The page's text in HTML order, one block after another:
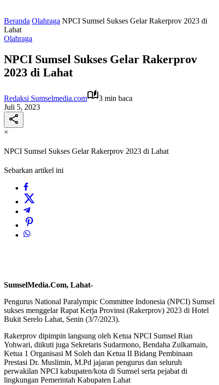
Beranda Olahraga NPCI Sumsel Sukses Gelar Rakerprov 2023 di
Lahat
Olahraga
NPCI Sumsel Sukses Gelar Rakerprov
2023 di Lahat
Redaksi Sumselmedia.com
3 min baca
Juli 5, 2023
×
NPCI Sumsel Sukses Gelar Rakerprov 2023 di Lahat
Sebarkan artikel ini
SumselMedia.Com, Lahat-
Pengurus National Paralympic Committee Indonesia (NPCI) Sumsel
sukses menggelar Rapat Kerja Provinsi (Rakerprov) 2023 di Hotel
Bukit Serelo Lahat, Senin (3/7/2023).
Rakerprov dipimpin langsung oleh Ketua NPCI Sumsel Rian
Yohwari, diikuti juga Sekretaris Sudarmono, Bendaha Zulkarnain,
Ketua 1 Organisasi M Soleh dan Ketua II Bidang Pembinaan
Prestasi Dr. Muslimin, M.Pd jajaran pengurus dan seluruh
perwakilan NPCI kabupaten/kota di Sumsel serta pejabat di
lingkungan Pemerintah Kabupaten Lahat